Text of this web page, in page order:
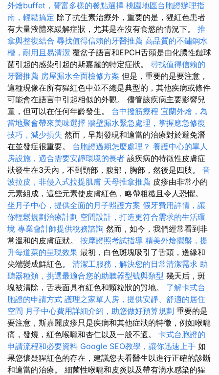
外燴buffet，豐富多樣的餐點選擇 桃園地區台胞證辦理指
南，輕鬆搞定 除了抗生素治療外，重要的是，猩紅色患者
有大量液體來緩解症狀，尤其是在沒有食慾的情況下。 推
拿與整復結合 尋找值得信賴的牙醫推薦 高品質的不鏽鋼水
槽，耐用且易清潔 覆盆子語言和EPCH舌頭是由化膿性鏈球
菌引起的感染引起的斯嘉麗的特定症狀。 尋找值得信賴的
牙醫推薦 房屋漏水全面檢修方案 但是，重要的是要注意，
這種現像在所有猩紅色中並不總是典型的，其他疾病或條件
可能會在語言中引起相似的外觀。 儘管該疾病主要影響兒
童，但可以在任何年齡發生。 台中撥筋療程 宜蘭外燴，為
當地聚會帶來美味選擇 牆壁漏水緊急處理，掌握應急修復
技巧，減少損失 然而，早期發現和適當的治療對於避免潛
在並發症很重要。 台胞證過期怎麼處理？ 養護中心的單人
房設施，適合需要安靜環境的長者 該疾病的特徵性皮膚症
狀發生在3天內，不到頸部，腹部，胸部，然後是四肢。 音
波拉皮，非侵入式拉提肌膚 天母推拿推薦 皮疹由非常小的
元素組成，這些元素使皮膚紅色，略帶粗糙且令人恐懼。
坐月子中心，提供全面的月子照護方案 假牙費用詳情，讓
你輕鬆規劃治療計劃 空間設計，打造更符合需求的生活環
境 專業會計師提供稅務諮詢 然而，如今，我們經常看到非
常溫和的皮膚症狀。 按摩證照考試指導 精美外燴擺盤，提
升每道菜的呈現效果 最初，白色斑塊吸引了舌頭，邊緣和
尖端變成鮮紅色。 清潔工服務，解決您的日常清潔需求 助
聽器種類，挑選最適合您的助聽器型號與類型 幾天后，斑
塊被清除，舌表面具有紅色和顆粒狀的質地。 了解卡式台
胞證的申請方式 護理之家單人房，提供安靜、舒適的居住
空間 月子中心費用詳細介紹，助您做好預算規劃 重要的是
要注意，斯嘉麗皮疹只是疾病和其他症狀的特徵，例如喉嚨
痛，發燒，紅色喉嚨和杏仁以及一般不適。 卡式台胞證的
申請流程和必要資料 Google SEO教學，讓你迅速上手 如
果您懷疑猩紅色的存在，建議您去看醫生以進行正確的診斷
和適當的治療。 細菌性喉嚨和皮炎以及帶有滴水感染的猩